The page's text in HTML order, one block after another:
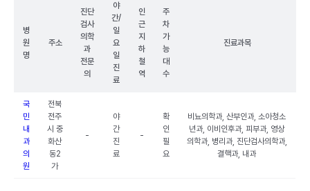
병
원
명
주소
진단
검사
의학
과
전문
의
야
간/
일
요
일
진
료
인
근
지
하
철
역
주
차
가
능
대
수
진료과목
국
민
내
과
의
원
전북
전주
시 중
화산
동2
가
-
야
간
진
료
-
확
인
필
요
비뇨의학과, 산부인과, 소아청소
년과, 이비인후과, 피부과, 영상
의학과, 병리과, 진단검사의학과,
결핵과, 내과